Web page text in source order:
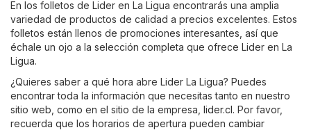
En los folletos de Lider en La Ligua encontrarás una amplia
variedad de productos de calidad a precios excelentes. Estos
folletos están llenos de promociones interesantes, así que
échale un ojo a la selección completa que ofrece Lider en La
Ligua.
¿Quieres saber a qué hora abre Lider La Ligua? Puedes
encontrar toda la información que necesitas tanto en nuestro
sitio web, como en el sitio de la empresa, lider.cl. Por favor,
recuerda que los horarios de apertura pueden cambiar